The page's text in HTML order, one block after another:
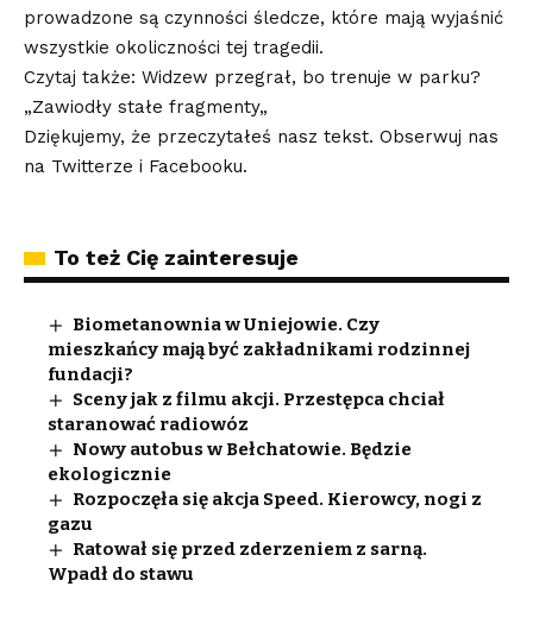
prowadzone są czynności śledcze, które mają wyjaśnić
wszystkie okoliczności tej tragedii.
Czytaj także: Widzew przegrał, bo trenuje w parku?
„Zawiodły stałe fragmenty„
Dziękujemy, że przeczytałeś nasz tekst. Obserwuj nas
na Twitterze i Facebooku.
To też Cię zainteresuje
Biometanownia w Uniejowie. Czy
mieszkańcy mają być zakładnikami rodzinnej
fundacji?
Sceny jak z filmu akcji. Przestępca chciał
staranować radiowóz
Nowy autobus w Bełchatowie. Będzie
ekologicznie
Rozpoczęła się akcja Speed. Kierowcy, nogi z
gazu
Ratował się przed zderzeniem z sarną.
Wpadł do stawu